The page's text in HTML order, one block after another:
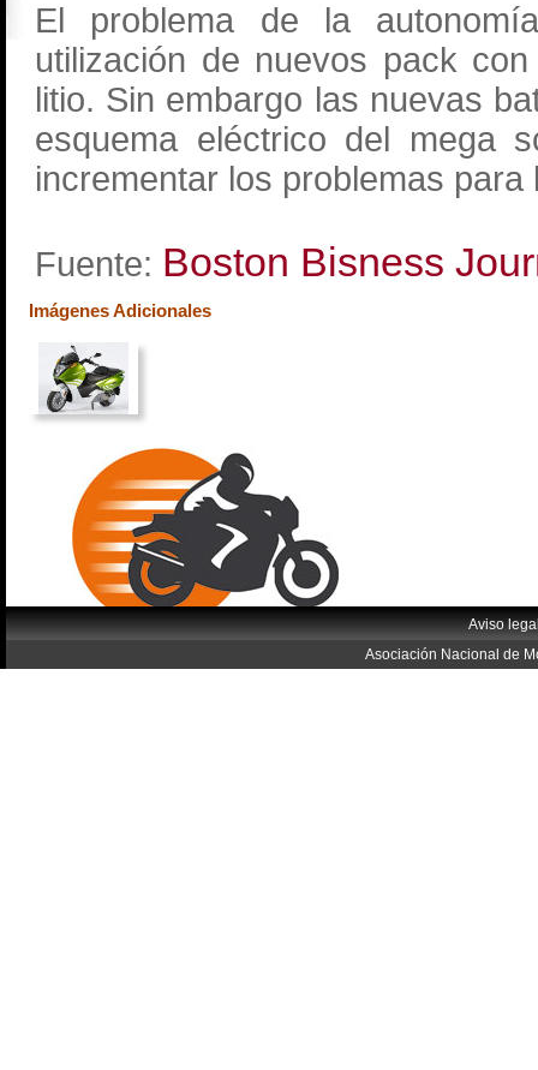
El problema de la
utilización de nuevos pack
litio. Sin embargo las nuevas
esquema eléctrico del mega
incrementar los problemas para
Fuente: Boston Bisness
Imágenes Adicionales
Aviso
Asociación Nacional de